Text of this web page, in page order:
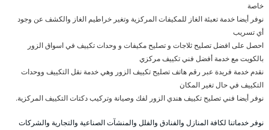
خاصة
نوفر أيضا خدمة تعبئة الغاز للمكيفات المركزية وتغير خراطيم الغاز والكشف عن وجود
أي تسريب
احصل على افضل تصليح ثلاجات و تصليح مكيفات و وحدات تكييف في اسواق الزور
بالكويت مع خدمة أفضل فني تكييف مركزي
نقدم خدمة فريدة عبر رقم هاتف تصليح تكييف الزور وهي خدمة نقل التكييف ووحدات
التكييف في حال تغير المكان
نوفر أيضا فني تصليح تكييف هندي الزور لفك وصيانة وتركيب دكتات التكييف المركزية.
نوفر خدماتنا لكافة المنازل والفنادق والفلل والمنشآت الصناعية والتجارية والشركات